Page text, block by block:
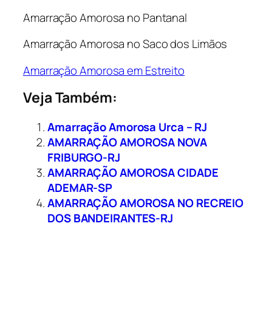
Amarração Amorosa no Pantanal
Amarração Amorosa no Saco dos Limãos
Amarração Amorosa em Estreito
Veja Também:
Amarração Amorosa Urca – RJ
AMARRAÇÃO AMOROSA NOVA
FRIBURGO-RJ
AMARRAÇÃO AMOROSA CIDADE
ADEMAR-SP
AMARRAÇÃO AMOROSA NO RECREIO
DOS BANDEIRANTES-RJ